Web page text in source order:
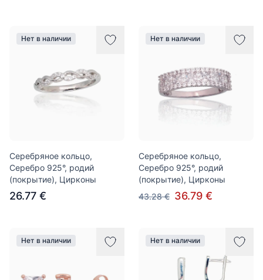
Нет в наличии
Серебряное кольцо,
Серебро 925°, родий
(покрытие), Цирконы
26.77 €
Нет в наличии
Серебряное кольцо,
Серебро 925°, родий
(покрытие), Цирконы
43.28 € 36.79 €
Нет в наличии Нет в наличии